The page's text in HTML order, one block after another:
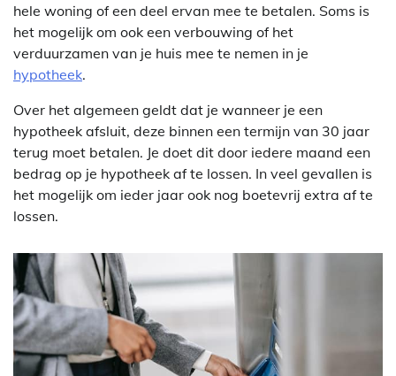
hele woning of een deel ervan mee te betalen. Soms is
het mogelijk om ook een verbouwing of het
verduurzamen van je huis mee te nemen in je
hypotheek.
Over het algemeen geldt dat je wanneer je een
hypotheek afsluit, deze binnen een termijn van 30 jaar
terug moet betalen. Je doet dit door iedere maand een
bedrag op je hypotheek af te lossen. In veel gevallen is
het mogelijk om ieder jaar ook nog boetevrij extra af te
lossen.